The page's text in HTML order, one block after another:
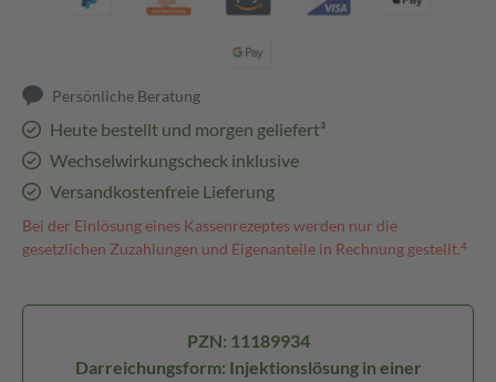
Persönliche Beratung
Heute bestellt und morgen geliefert³
Wechselwirkungscheck inklusive
Versandkostenfreie Lieferung
Bei der Einlösung eines Kassenrezeptes werden nur die
gesetzlichen Zuzahlungen und Eigenanteile in Rechnung gestellt.⁴
PZN: 11189934
Darreichungsform: Injektionslösung in einer